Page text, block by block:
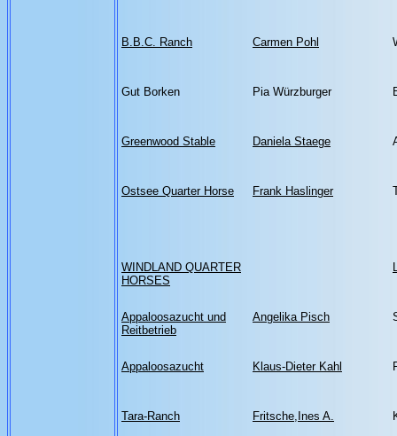
B.B.C. Ranch Carmen Pohl
Gut Borken Pia Würzburger
Greenwood Stable Daniela Staege
Ostsee Quarter Horse Frank Haslinger
WINDLAND QUARTER
HORSES
Appaloosazucht und
Reitbetrieb
Angelika Pisch
Appaloosazucht Klaus-Dieter Kahl
Tara-Ranch Fritsche,Ines A.